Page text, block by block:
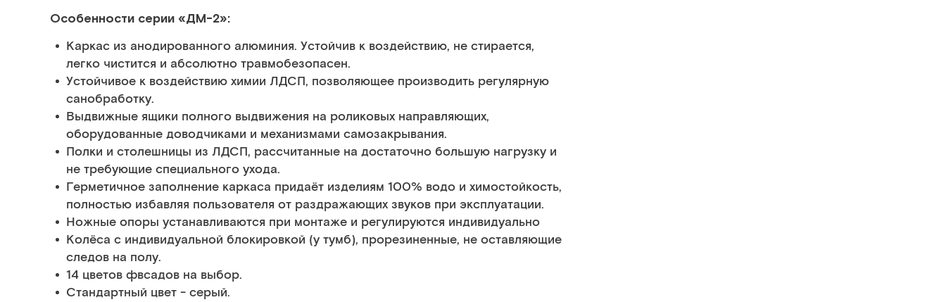
Особенности серии «ДМ-2»:
Каркас из анодированного алюминия. Устойчив к воздействию, не стирается,
легко чистится и абсолютно травмобезопасен.
Устойчивое к воздействию химии ЛДСП, позволяющее производить регулярную
санобработку.
Выдвижные ящики полного выдвижения на роликовых направляющих,
оборудованные доводчиками и механизмами самозакрывания.
Полки и столешницы из ЛДСП, рассчитанные на достаточно большую нагрузку и
не требующие специального ухода.
Герметичное заполнение каркаса придаёт изделиям 100% водо и химостойкость,
полностью избавляя пользователя от раздражающих звуков при эксплуатации.
Ножные опоры устанавливаются при монтаже и регулируются индивидуально
Колёса с индивидуальной блокировкой (у тумб), прорезиненные, не оставляющие
следов на полу.
14 цветов фвсадов на выбор.
Стандартный цвет - серый.